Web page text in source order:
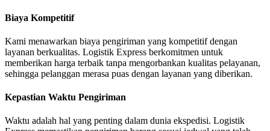
Biaya Kompetitif
Kami menawarkan biaya pengiriman yang kompetitif dengan
layanan berkualitas. Logistik Express berkomitmen untuk
memberikan harga terbaik tanpa mengorbankan kualitas pelayanan,
sehingga pelanggan merasa puas dengan layanan yang diberikan.
Kepastian Waktu Pengiriman
Waktu adalah hal yang penting dalam dunia ekspedisi. Logistik